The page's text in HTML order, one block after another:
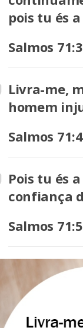
pois tu és
Salmos 71:3
Livra-me,
homem
Salmos 71:4
Pois tu és
confiança
Salmos 71:5